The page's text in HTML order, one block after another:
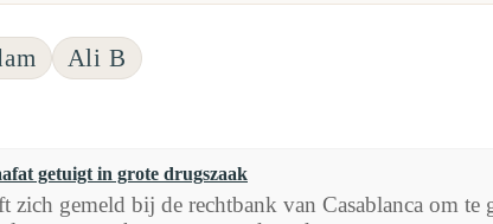
Ali B
getuigt in grote drugszaak
zich gemeld bij de rechtbank van Casablanca om